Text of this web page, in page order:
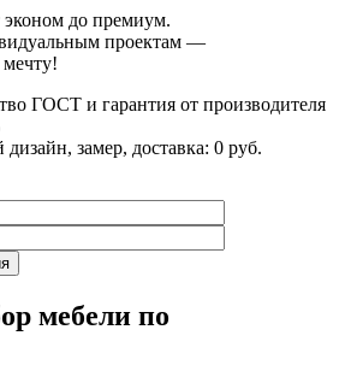
до премиум.
проектам —
ГОСТ и гарантия от производителя
замер, доставка: 0 руб.
мебели по